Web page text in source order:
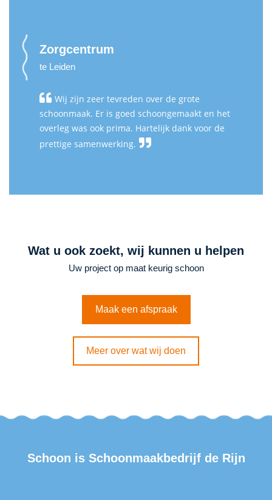
Zorgcentrum
te Leiden
Wij zijn zeer tevreden over de grote
schoonmaak. Er is goed schoongemaakt en het
overleg was ook prima. Hartelijk dank voor de
prettige samenwerking.
Wat u ook zoekt, wij kunnen u helpen
Uw project op maat keurig schoon
Maak een afspraak
Meer over wat wij doen
Schoon is Schoonmaakbedrijf de Rijn